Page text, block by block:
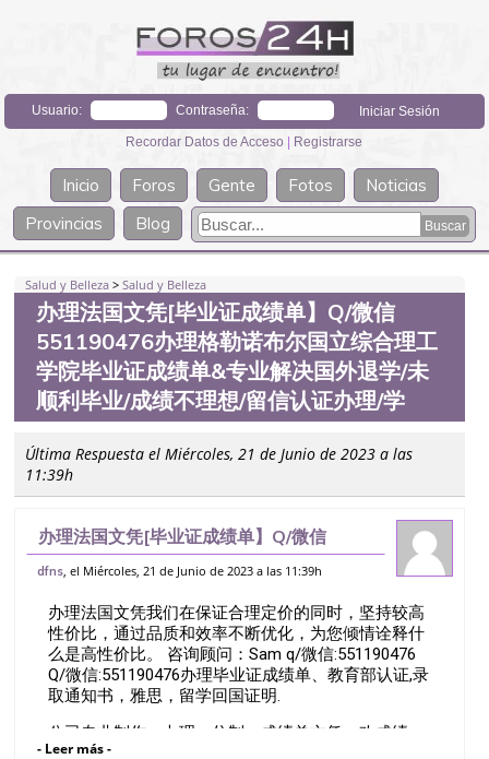
Usuario: Contraseña:
Recordar Datos de Acceso | Registrarse
Inicio Foros Gente Fotos
Noticias
Provincias
Blog
Salud y Belleza >Salud y Belleza
办理法国文凭[毕业证成绩单】Q/微信
551190476办理格勒诺布尔国立综合理工
学院毕业证成绩单&专业解决国外退学/未
顺利毕业/成绩不理想/留信认证办理/学
Última Respuesta el Miércoles, 21 de Junio de 2023 a las
11:39h
办理法国文凭[毕业证成绩单】Q/微信
551190476办理格勒诺布尔国立综合理工
利毕业/成绩不理想/留信认证办理/学
dfns , el Miércoles, 21 de Junio de 2023 a las 11:39h
办理法国文凭我们在保证合理定价的同时，坚持较高
性价比，通过品质和效率不断优化，为您倾情诠释什
么是高性价比。 咨询顾问：Sam q/微信:551190476
Q/微信:551190476办理毕业证成绩单、教育部认证,录
取通知书，雅思，留学回国证明.
公司专业制作、办理、仿制、成绩单文凭、改成绩、
教育部学历学位认证、毕业证、成绩单、文凭、学历
- Leer más -